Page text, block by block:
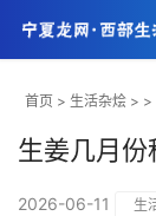
首页 > 生活杂烩 > >
生姜几月
2026-06-11 生